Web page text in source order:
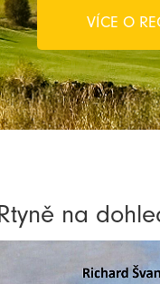
VÍCE O
na